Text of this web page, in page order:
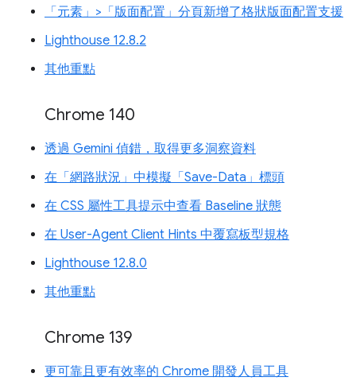
「元素」>「版面配置」分頁新增了格狀版面配置支援
Lighthouse 12.8.2
其他重點
Chrome 140
透過 Gemini 偵錯，取得更多洞察資料
在「網路狀況」中模擬「Save-Data」標頭
在 CSS 屬性工具提示中查看 Baseline 狀態
在 User-Agent Client Hints 中覆寫板型規格
Lighthouse 12.8.0
其他重點
Chrome 139
更可靠且更有效率的 Chrome 開發人員工具